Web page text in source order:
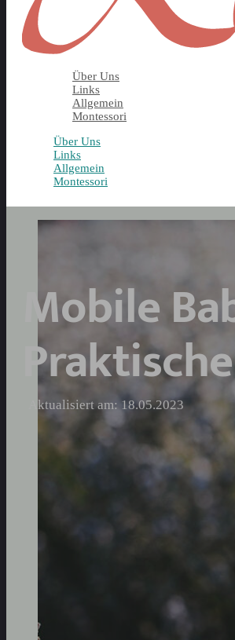
Über Uns
Links
Allgemein
Montessori
Über Uns
Links
Allgemein
Montessori
Mobile
Aktualisiert am: 18.05.2023